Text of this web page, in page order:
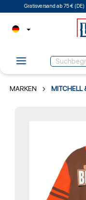
Gratisversand ab 75 € (DE)
MARKEN MITCHELL